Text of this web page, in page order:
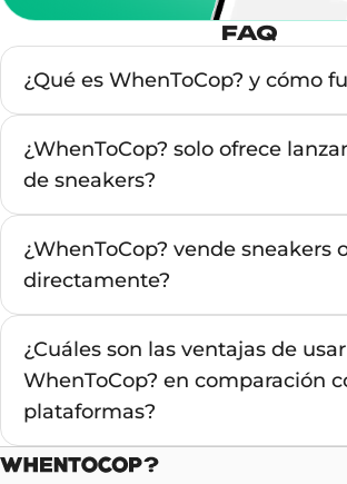
FAQ
¿Qué es WhenToCop? y cómo
¿WhenToCop? solo ofrece
de sneakers?
¿WhenToCop? vende sneakers
directamente?
¿Cuáles son las ventajas de usar
WhenToCop? en comparación
plataformas?